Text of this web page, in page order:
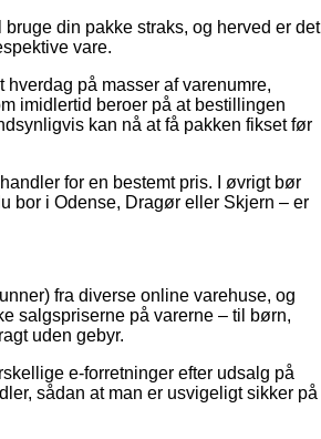
din pakke straks, og herved er det
vare.
på masser af varenumre,
imidlertid beroer på at bestillingen
kan nå at få pakken fikset før
for en bestemt pris. I øvrigt bør
bor i Odense, Dragør eller Skjern – er
fra diverse online varehuse, og
salgspriserne på varerne – til børn,
uden gebyr.
e-forretninger efter udsalg på
sådan at man er usvigeligt sikker på